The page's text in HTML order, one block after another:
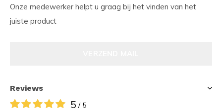
Onze medewerker helpt u graag bij het vinden van het
juiste product
Reviews
5 / 5